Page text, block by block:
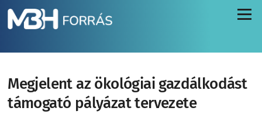
Menü
Megjelent az ökológiai gazdálkodást
támogató pályázat tervezete